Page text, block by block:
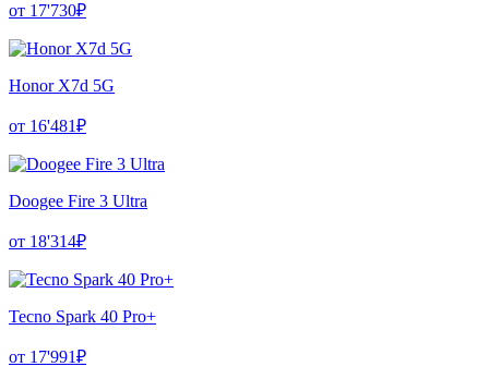
от 17'730₽
Honor X7d 5G
от 16'481₽
Doogee Fire 3 Ultra
от 18'314₽
Tecno Spark 40 Pro+
от 17'991₽